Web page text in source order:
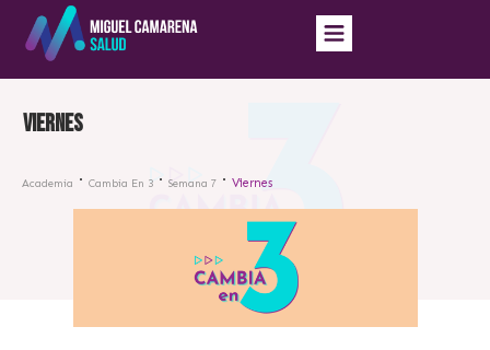
Viernes
Academia Cambia En 3 Semana 7 Viernes